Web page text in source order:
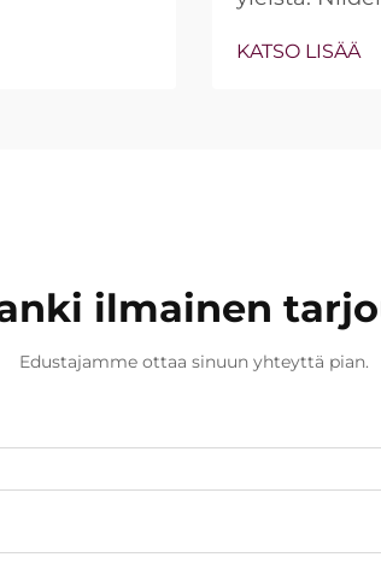
mukaan
KATSO LISÄÄ
ilmainen
Edustajamme ottaa sinuun yhteyttä pian.